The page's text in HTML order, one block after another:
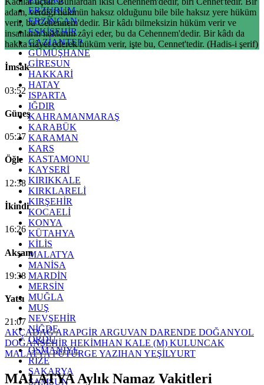
ERZURUM
ERZİNCAN
ESKİŞEHİR
GAZİANTEP
GÜMÜŞHANE
GİRESUN
HAKKARİ
HATAY
ISPARTA
IĞDIR
KAHRAMANMARAŞ
KARABÜK
KARAMAN
KARS
KASTAMONU
KAYSERİ
KIRIKKALE
KIRKLARELİ
KIRŞEHİR
KOCAELİ
KONYA
KÜTAHYA
KİLİS
MALATYA
MANİSA
MARDİN
MERSİN
MUĞLA
MUŞ
NEVŞEHİR
NİĞDE
ORDU
OSMANİYE
RİZE
SAKARYA
SAMSUN
adam, verdiği hükmün haksız olduğunu bile bile haksız yere hüküm
verir, bu Cehennem'dedir. Bir kâdı bilmeksizin hüküm verir ve
insanların haklarını zâyi eder, bu da Cehennem'dedir. Bir kâdı da
hakka riâyet ederek hüküm verir, işte bu, Cennet'tedir. (Hadis-i şerif)
İmsak
03:52
Güneş
05:27
Öğle
12:38
İkindi
16:26
Akşam
19:38
Yatsı
21:07
AKÇADAĞARAPGİR ARGUVAN DARENDE DOĞANYOL
DOĞANŞEHİR HEKİMHAN KALE (M) KULUNCAK
MALATYAPÜTÜRGE YAZIHAN YEŞİLYURT
MALATYA Aylık Namaz Vakitleri